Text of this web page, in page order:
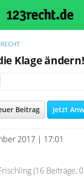
Klage ändern!
Beitrag Jetzt
2017 | 17:01
(16 Beiträge,